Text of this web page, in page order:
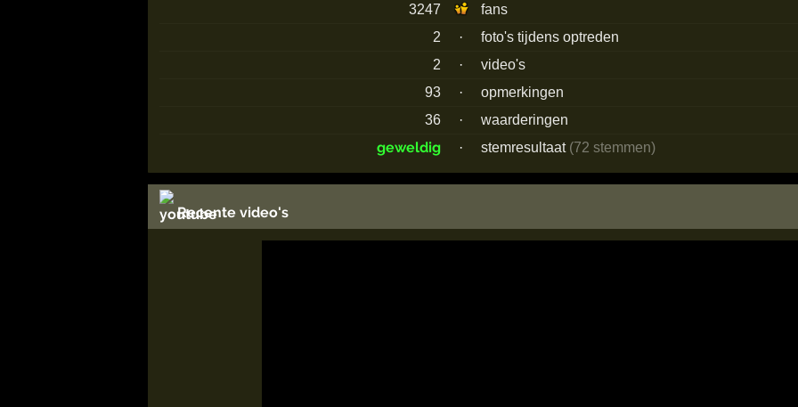
3247
fans
2
·
foto's tijdens optreden
2
·
video's
93
·
opmerkingen
36
· waarderingen
geweldig · stemresultaat (72 stemmen)
Recente video's